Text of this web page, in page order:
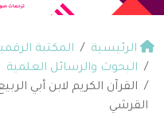
الرئيسية المكتبة
البحوث والرسائل العلمية
القرآن الكريم لابن أبي
القرشي